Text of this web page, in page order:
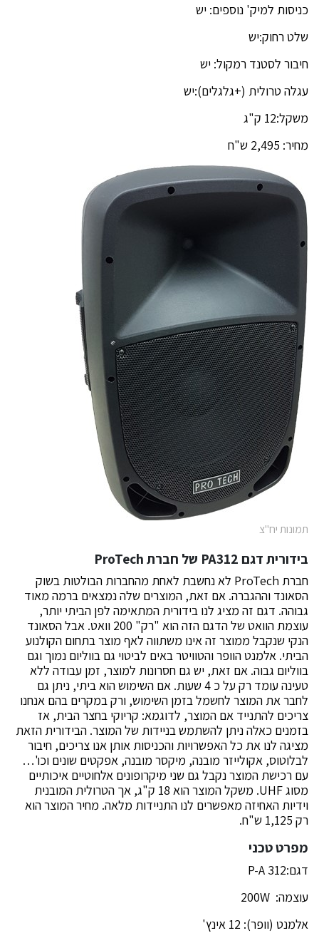
כניסות למיק' נוספים: יש
שלט רחוק:יש
חיבור לסטנד רמקול: יש
עגלה טרולית (+גלגלים):יש
משקל:12 ק"ג
מחיר: 2,495 ש"ח
תמונות יח"צ
בידורית דגםPA312 של חברתProTech
חברת ProTech לא נחשבת לאחת מהחברות הבולטות בשוק
הסאונד וההגברה. אם זאת, המוצרים שלה נמצאים ברמה מאוד
גבוהה. דגם זה מציג לנו בידורית המתאימה לפן הביתי יותר,
עוצמת הוואט של הדגם הזה הוא "רק" 200 וואט. אבל הסאונד
הנקי שנקבל ממוצר זה אינו משתווה לאף מוצר בתחום הקולנוע
הביתי. אלמנט הוופר והטוויטר באים לביטוי גם בווליום נמוך וגם
בווליום גבוה. אם זאת, יש גם חסרונות למוצר, זמן עבודה ללא
טעינה עומד רק על כ 4 שעות. אם השימוש הוא ביתי, ניתן גם
לחבר את המוצר לחשמל בזמן השימוש, ורק במקרים בהם אנחנו
צריכים להתנייד אם המוצר, לדוגמא: קריוקי בחצר הבית, אז
בזמנים כאלה ניתן להשתמש בניידות של המוצר. הבידורית הזאת
מציגה לנו את כל האפשרויות והכניסות אותן אנו צריכים, חיבור
לבלוטוס, אקולייזר מובנה, מיקסר מובנה, אפקטים שונים וכו'…
עם רכישת המוצר נקבל גם שני מיקרופונים אלחוטיים איכותיים
מסוג UHF. משקל המוצר הוא 18 ק"ג, אך הטרולית המובנית
וידיות האחיזה מאפשרים לנו התניידות מלאה. מחיר המוצר הוא
רק 1,125 ש"ח.
מפרט טכני
דגם:P-A 312
עוצמה: 200W
אלמנט (וופר): 12 אינץ'